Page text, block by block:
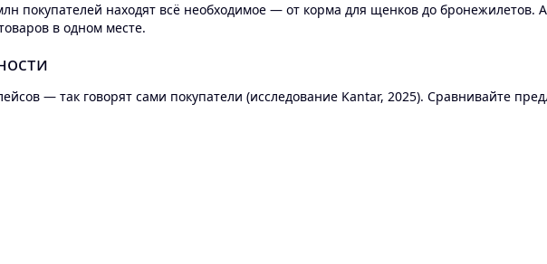
покупателей находят всё необходимое — от корма для щенков до бронежилетов.
в одном месте.
— так говорят сами покупатели (исследование Kantar, 2025). Сравнивайте